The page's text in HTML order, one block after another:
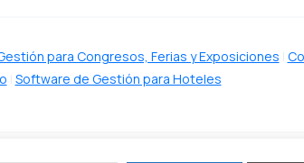
para Congresos, Ferias y Exposiciones
Software de Gestión para Hoteles